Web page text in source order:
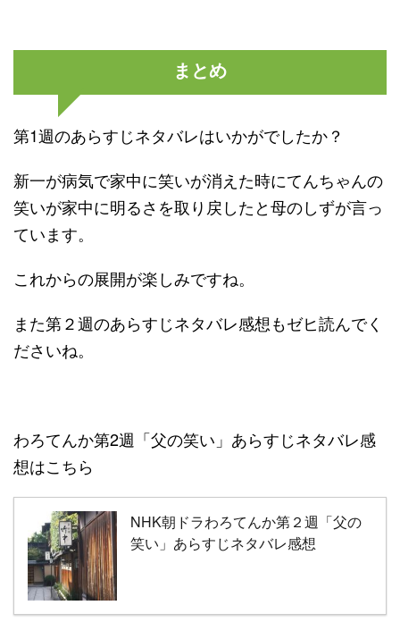
まとめ
第1週のあらすじネタバレはいかがでしたか？
新一が病気で家中に笑いが消えた時にてんちゃんの
笑いが家中に明るさを取り戻したと母のしずが言っ
ています。
これからの展開が楽しみですね。
また第２週のあらすじネタバレ感想もゼヒ読んでく
ださいね。
わろてんか第2週「父の笑い」あらすじネタバレ感
想はこちら
NHK朝ドラわろてんか第２週「父の
笑い」あらすじネタバレ感想